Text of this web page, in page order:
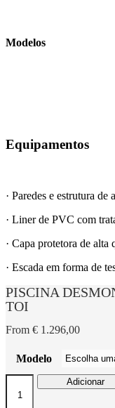
Modelos
Equipamentos
· Paredes e estrutura de
· Liner de PVC com
· Capa protetora de
· Escada em forma de
PISCINA
TOI
From € 1.296,00
Modelo
Quantidade
Adicionar